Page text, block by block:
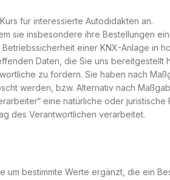
für interessierte Autodidakten an.
sie insbesondere ihre Bestellungen
einer KNX-Anlage in
Daten, die Sie uns bereitgestellt
zu fordern. Sie haben nach
werden, bzw. Alternativ nach
eine natürliche oder
des Verantwortlichen verarbeitet.
bestimmte Werte ergänzt, die ein